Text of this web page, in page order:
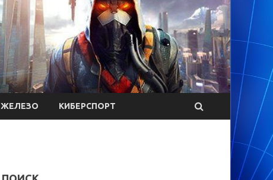
ЖЕЛЕЗО КИБЕРСПОРТ